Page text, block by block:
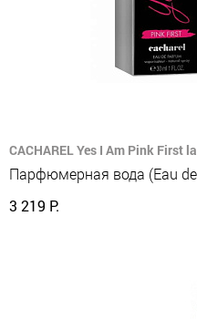
CACHAREL Yes I Am Pink First
Парфюмерная вода (Eau
3 219 Р.